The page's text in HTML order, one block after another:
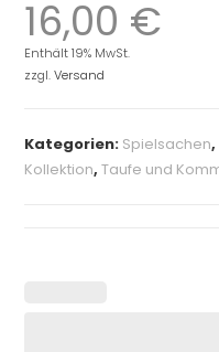
16,00 €
Enthält 19% MwSt.
zzgl.Versand
Kategorien: Spielsachen,
Kollektion,Taufe und